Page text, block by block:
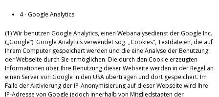
4 - Google Analytics
(1) Wir benutzen Google Analytics, einen Webanalysedienst der Google Inc.
(„Google“). Google Analytics verwendet sog. „Cookies“, Textdateien, die auf
Ihrem Computer gespeichert werden und die eine Analyse der Benutzung
der Webseite durch Sie ermöglichen. Die durch den Cookie erzeugten
Informationen über Ihre Benutzung dieser Webseite werden in der Regel an
einen Server von Google in den USA übertragen und dort gespeichert. Im
Falle der Aktivierung der IP-Anonymisierung auf dieser Webseite wird Ihre
IP-Adresse von Google jedoch innerhalb von Mitgliedstaaten der